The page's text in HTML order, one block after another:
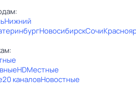
Нижний
НовосибирскСочи
HDМестные
20 каналовНовостные